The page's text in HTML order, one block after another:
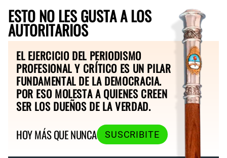
ESTO NO LES GUSTA A LOS
AUTORITARIOS
EL EJERCICIO DEL PERIODISMO
PROFESIONAL Y CRÍTICO ES UN PILAR
FUNDAMENTAL DE LA DEMOCRACIA.
POR ESO MOLESTA A QUIENES CREEN
SER LOS DUEÑOS DE LA VERDAD.
HOY MÁS QUE NUNCA
SUSCRIBITE